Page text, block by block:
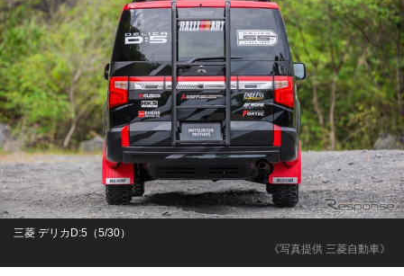
《写真提供 三菱自動車》
三菱 デリカD:5（5/30）